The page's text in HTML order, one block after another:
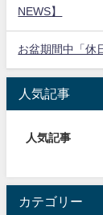
NEWS】
お盆期間中「休
人気記事
人気記事
カテゴリー